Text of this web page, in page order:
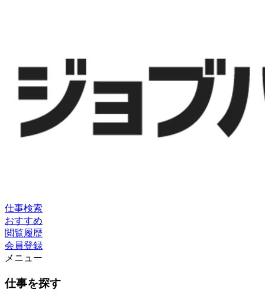
仕事検索
おすすめ
閲覧履歴
会員登録
メニュー
仕事を探す